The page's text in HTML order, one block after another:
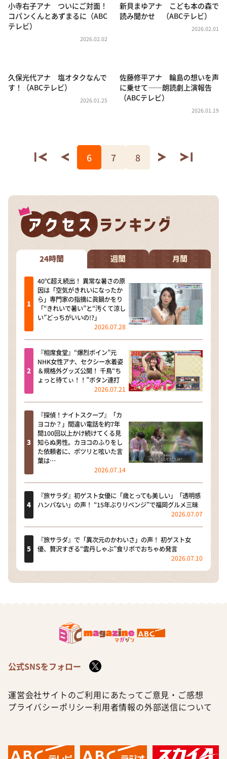
アナ回覧板
小寺右子アナ ついにご対面！
コパンくんとあずまるに（ABC
テレビ）
2026.02.02
新貝まゆアナ こども本の森で
読み聞かせ （ABCテレビ）
2026.02.01
久保光代アナ 塩オタクなんで
す！（ABCテレビ）
2026.01.25
佐藤修平アナ 輪島の想いを声
に乗せて――朗読劇上演報告
（ABCテレビ）
2026.01.19
6 7 8
24時間 週間 月間
40℃超え続出！ 異常な暑さの原
因は「空気がきれいになったか
ら」専門家の指摘に眞鍋かをり
「“きれいで暑い”と“汚くて涼し
い”どっちがいいの!?」
2026.07.28
『相席食堂』“爆烈ボイン”元
NHK女性アナ、セクシー水着姿
＆規格外グッズ公開！ 千鳥“ち
ょっと待てぃ！！”ボタン連打
2026.07.21
『探偵！ナイトスクープ』「カ
ヨコか？」間違い電話を約7年
間100回以上かけ続けてくる見
知らぬ男性。カヨコのふりをし
た依頼者に、ポツリと呟いた言
葉は…
2026.07.14
『旅サラダ』初ゲスト女優に「歳とっても美しい」「透明感
ハンパない」の声！ “15年ぶりリベンジ”で福岡グルメ三昧
2026.07.07
『旅サラダ』で「異次元のかわいさ」の声！ 初ゲスト女
優、贅沢すぎる“雲丹しゃぶ”食リポでおちゃめ発言
2026.07.10
公式SNSをフォロー
運営会社サイトのご利用にあたって ご意見・ご感想
プライバシーポリシー利用者情報の外部送信について